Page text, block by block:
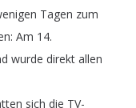
Tagen zum
: Am 14.
wurde direkt allen
sich die TV-